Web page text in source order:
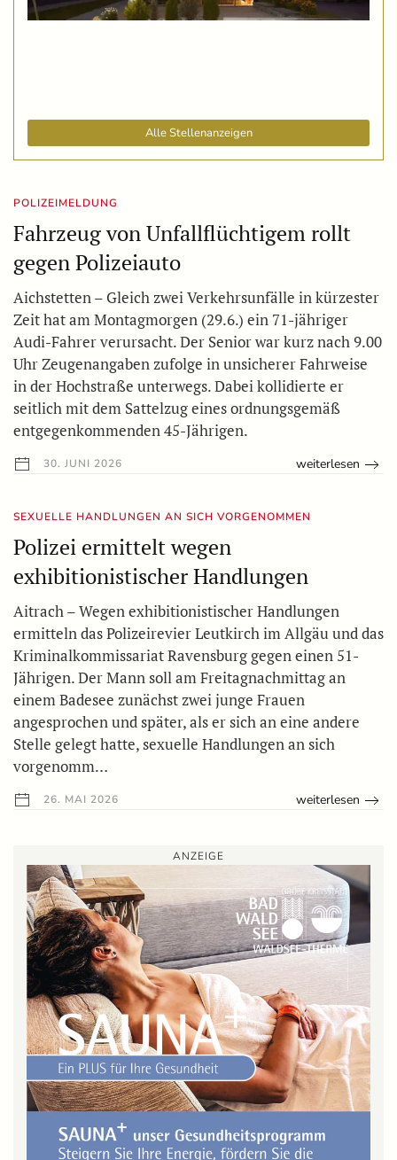
Alle Stellenanzeigen
POLIZEIMELDUNG
Fahrzeug von Unfallflüchtigem rollt
gegen Polizeiauto
Aichstetten – Gleich zwei Verkehrsunfälle in kürzester
Zeit hat am Montagmorgen (29.6.) ein 71-jähriger
Audi-Fahrer verursacht. Der Senior war kurz nach 9.00
Uhr Zeugenangaben zufolge in unsicherer Fahrweise
in der Hochstraße unterwegs. Dabei kollidierte er
seitlich mit dem Sattelzug eines ordnungsgemäß
entgegenkommenden 45-Jährigen.
30. JUNI 2026 weiterlesen
SEXUELLE HANDLUNGEN AN SICH VORGENOMMEN
Polizei ermittelt wegen
exhibitionistischer Handlungen
Aitrach – Wegen exhibitionistischer Handlungen
ermitteln das Polizeirevier Leutkirch im Allgäu und das
Kriminalkommissariat Ravensburg gegen einen 51-
Jährigen. Der Mann soll am Freitagnachmittag an
einem Badesee zunächst zwei junge Frauen
angesprochen und später, als er sich an eine andere
Stelle gelegt hatte, sexuelle Handlungen an sich
vorgenomm…
26. MAI 2026 weiterlesen
ANZEIGE